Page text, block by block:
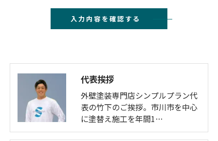
個人情報の開示･訂正･削除・利用停止の具体的手続
代表挨拶
外壁塗装専門店シンプルプラン代
表の竹下のご挨拶。市川市を中心
に塗替え施工を年間1…